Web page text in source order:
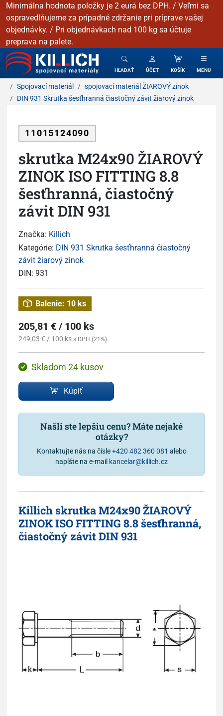
Minimálna hodnota položky je 2 eurá bez DPH. / Veľmi sa
ospravedlňujeme za prípadné zdržanie pri príprave vašej
objednávky. / Pri objednávkach nad 100 kg sa účtuje
preprava na palete.
KILLICH - Spojovacie materiály
HĽADAŤ ÚČET KOŠÍK MENU
Spojovací materiál
spojovací materiál ŽIAROVÝ zinok
DIN 931 Skrutka šesťhranná čiastočný závit žiarový zinok
11015124090
skrutka M24x90 ŽIAROVÝ
ZINOK ISO FITTING 8.8
šesťhranná, čiastočný
závit DIN 931
Značka: Killich
Kategórie: DIN 931 Skrutka šesťhranná čiastočný
závit žiarový zinok
DIN: 931
Balenie: 10 ks
205,81 € / 100 ks
249,03 € / 100 ks s DPH (21%)
Skladom 24 kusov
Kúpiť
Našli ste lepšiu cenu? Máte nejaké
otázky?
Kontaktujte nás na čísle+420 482 360 081 alebo
napíšte na e-mail kancelar@killich.cz
Killich skrutka M24x90 ŽIAROVÝ
ZINOK ISO FITTING 8.8 šesťhranná,
čiastočný závit DIN 931